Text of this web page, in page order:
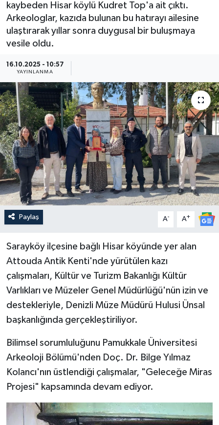
kaybeden Hisar köylü Kudret Top'a ait çıktı.
Arkeologlar, kazıda bulunan bu hatırayı ailesine
ulaştırarak yıllar sonra duygusal bir buluşmaya
vesile oldu.
16.10.2025 - 10:57
YAYINLANMA
Paylaş A- A+
Sarayköy ilçesine bağlı Hisar köyünde yer alan
Attouda Antik Kenti'nde yürütülen kazı
çalışmaları, Kültür ve Turizm Bakanlığı Kültür
Varlıkları ve Müzeler Genel Müdürlüğü'nün izin ve
destekleriyle, Denizli Müze Müdürü Hulusi Ünsal
başkanlığında gerçekleştiriliyor.
Bilimsel sorumluluğunu Pamukkale Üniversitesi
Arkeoloji Bölümü'nden Doç. Dr. Bilge Yılmaz
Kolancı'nın üstlendiği çalışmalar, "Geleceğe Miras
Projesi" kapsamında devam ediyor.
Kültür & Sanat
Magazin
Resmi İlan
Sağlık & Yaşam
Siyaset
Spor